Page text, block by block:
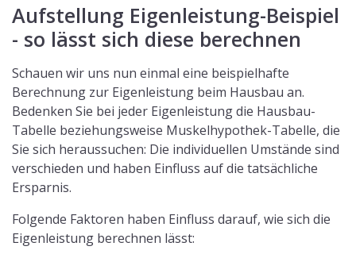
Aufstellung Eigenleistung-Beispiel
- so lässt sich diese berechnen
Schauen wir uns nun einmal eine beispielhafte
Berechnung zur Eigenleistung beim Hausbau an.
Bedenken Sie bei jeder Eigenleistung die Hausbau-
Tabelle beziehungsweise Muskelhypothek-Tabelle, die
Sie sich heraussuchen: Die individuellen Umstände sind
verschieden und haben Einfluss auf die tatsächliche
Ersparnis.
Folgende Faktoren haben Einfluss darauf, wie sich die
Eigenleistung berechnen lässt: